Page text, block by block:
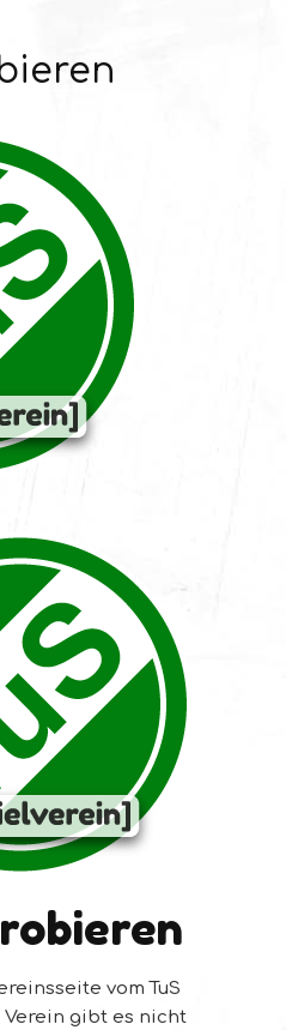
vom TuS
gibt es nicht